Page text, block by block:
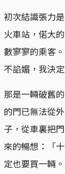
初次結識張力
火車站，偌大
數寥寥的乘客
不諂媚，我決
那是一輛破舊
的門已無法從
子，從車裏把
來的暢想：「
定也要買一輛